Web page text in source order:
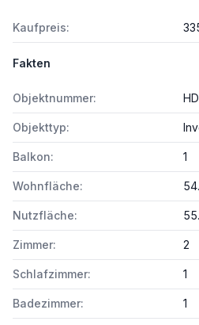
Kaufpreis:
Fakten
Objektnummer:
Objekttyp:
Balkon: 1
Wohnfläche:
Nutzfläche:
Zimmer: 2
Schlafzimmer: 1
Badezimmer: 1